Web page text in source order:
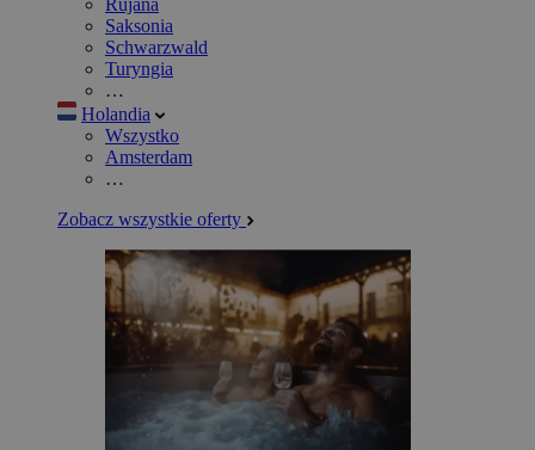
Rujana
Saksonia
Schwarzwald
Turyngia
…
Holandia
Wszystko
Amsterdam
…
Zobacz wszystkie oferty